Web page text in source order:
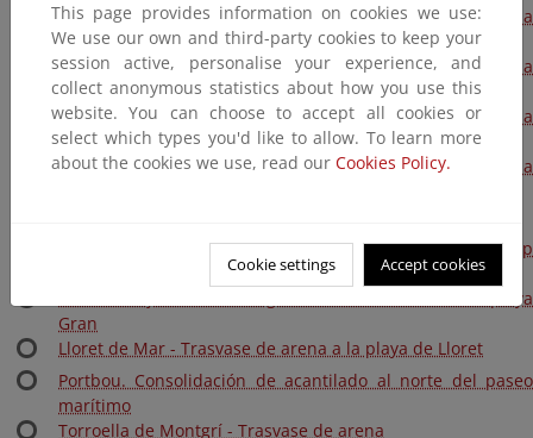
Llançà. Acondicionamiento de tramos de camino de ronda
La Farella (I) y El Port (II)
Port de la Selva. Reparación del tramo de camino de ronda
La Vall-Sarenella
Sant Pere Pescador. Protección del sistema dunar en la
zona norte de la playa de Sant Pere
Cadaqués. Barandilla en camino de ronda a Cala Sa
Calonge. Desprendimientos sobre camino de ronda de Cap
Castell-Platja d'Aro. Calonge. Trasvase de arena a la playa
Gran
Lloret de Mar - Trasvase de arena a la playa de Lloret
Portbou. Consolidación de acantilado al norte del paseo
marítimo
Torroella de Montgrí - Trasvase de arena
This page provides information on cookies we use:
We use our own and third-party cookies to keep your
session active, personalise your experience, and
collect anonymous statistics about how you use this
website. You can choose to accept all cookies or
select which types you'd like to allow. To learn more
about the cookies we use, read our Cookies Policy.
Cookie settings Accept cookies